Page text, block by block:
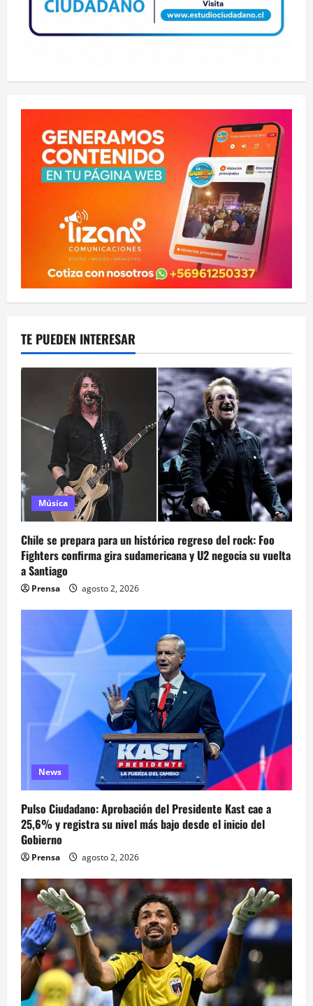
TE PUEDEN INTERESAR
Música
Chile se prepara para un histórico regreso del rock: Foo
Fighters confirma gira sudamericana y U2 negocia su vuelta
a Santiago
Prensa agosto 2, 2026
News
Pulso Ciudadano: Aprobación del Presidente Kast cae a
25,6% y registra su nivel más bajo desde el inicio del
Gobierno
Prensa agosto 2, 2026